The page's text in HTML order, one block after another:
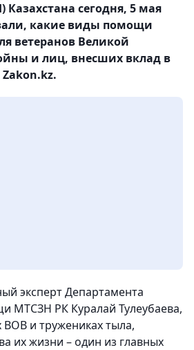
Казахстана сегодня, 5 мая
какие виды помощи
ветеранов Великой
и лиц, внесших вклад в
эксперт Департамента
МТСЗН РК Куралай Тулеубаева,
ВОВ и тружениках тыла,
их жизни – один из главных